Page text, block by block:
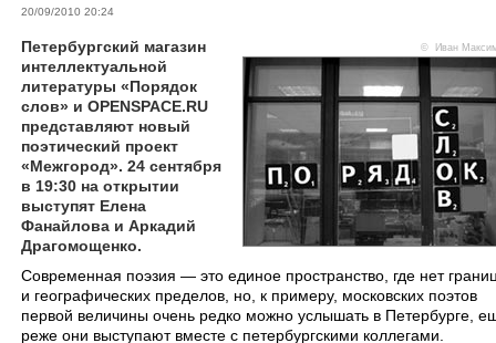
20/09/2010 20:24
© Иван
Петербургский магазин
интеллектуальной
литературы «Порядок
слов» и OPENSPACE.RU
представляют новый
поэтический проект
«Межгород». 24 сентября
в 19:30 на открытии
выступят Елена
Фанайлова и Аркадий
Драгомощенко.
Современная поэзия — это единое пространство, где нет
и географических пределов, но, к примеру, московских поэтов
первой величины очень редко можно услышать в Петербурге,
реже они выступают вместе с петербургскими коллегами.